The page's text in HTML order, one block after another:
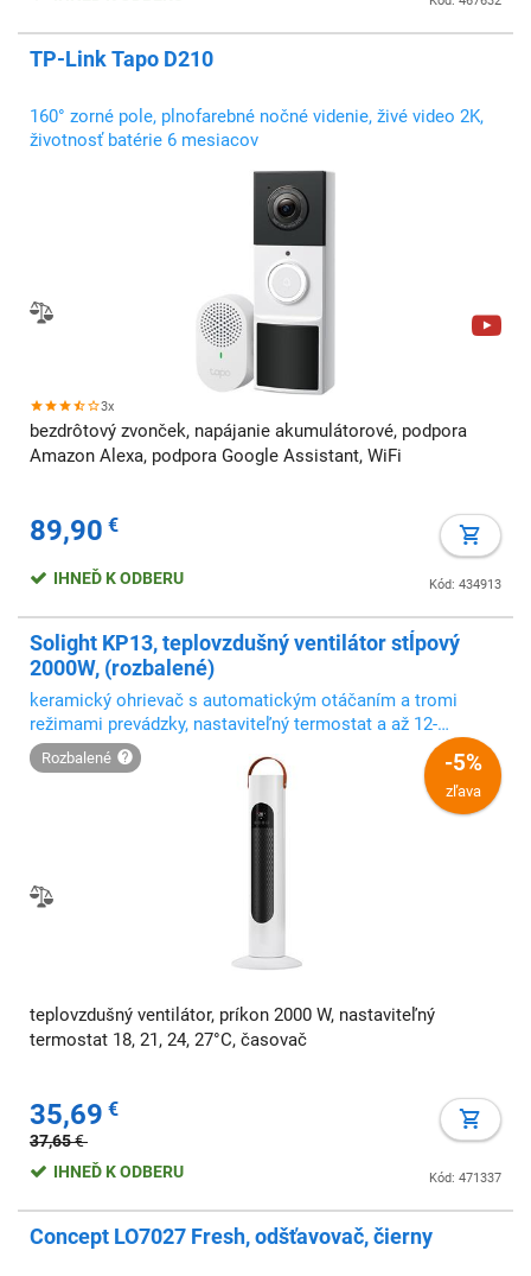
TP-Link Tapo D210
160° zorné pole, plnofarebné nočné videnie, živé video 2K,
životnosť batérie 6 mesiacov
3x
bezdrôtový zvonček, napájanie akumulátorové, podpora
Amazon Alexa, podpora Google Assistant, WiFi
89,90 €
Kód: 434913
IHNEĎ K ODBERU
Solight KP13, teplovzdušný ventilátor stĺpový
2000W, (rozbalené)
keramický ohrievač s automatickým otáčaním a tromi
režimami prevádzky, nastaviteľný termostat a až 12-
hodinový časovač umožňujú pohodlné ovládanie
rozbalené -5%
zľava
teplovzdušný ventilátor, príkon 2000 W, nastaviteľný
termostat 18, 21, 24, 27°C, časovač
35,69 €
37,65€
Kód: 471337
IHNEĎ K ODBERU
Concept LO7027 Fresh, odšťavovač, čierny